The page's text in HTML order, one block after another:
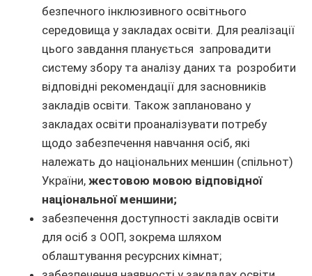
безпечного інклюзивного освітнього
середовища у закладах освіти. Для реалізації
цього завдання планується запровадити
систему збору та аналізу даних та розробити
відповідні рекомендації для засновників
закладів освіти. Також заплановано у
закладах освіти проаналізувати потребу
щодо забезпечення навчання осіб, які
належать до національних меншин (спільнот)
України, жестовою мовою відповідної
національної меншини;
забезпечення доступності закладів освіти
для осіб з ООП, зокрема шляхом
облаштування ресурсних кімнат;